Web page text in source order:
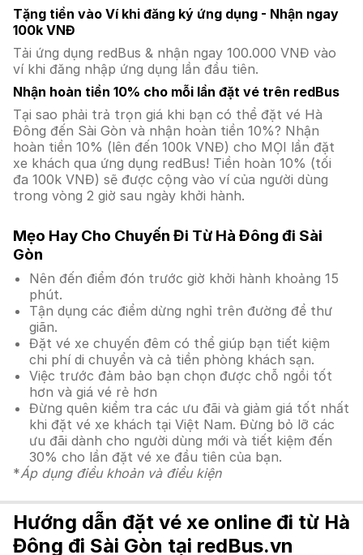
Tặng tiền vào Ví khi đăng ký ứng dụng - Nhận ngay
100k VNĐ
Tải ứng dụng redBus & nhận ngay 100.000 VNĐ vào
ví khi đăng nhập ứng dụng lần đầu tiên.
Nhận hoàn tiền 10% cho mỗi lần đặt vé trên redBus
Tại sao phải trả trọn giá khi bạn có thể đặt vé Hà
Đông đến Sài Gòn và nhận hoàn tiền 10%? Nhận
hoàn tiền 10% (lên đến 100k VNĐ) cho MỌI lần đặt
xe khách qua ứng dụng redBus! Tiền hoàn 10% (tối
đa 100k VNĐ) sẽ được cộng vào ví của người dùng
trong vòng 2 giờ sau ngày khởi hành.
Mẹo Hay Cho Chuyến Đi Từ Hà Đông đi Sài
Gòn
Nên đến điểm đón trước giờ khởi hành khoảng 15
phút.
Tận dụng các điểm dừng nghỉ trên đường để thư
giãn.
Đặt vé xe chuyến đêm có thể giúp bạn tiết kiệm
chi phí di chuyển và cả tiền phòng khách sạn.
Việc trước đảm bảo bạn chọn được chỗ ngồi tốt
hơn và giá vé rẻ hơn
Đừng quên kiểm tra các ưu đãi và giảm giá tốt nhất
khi đặt vé xe khách tại Việt Nam. Đừng bỏ lỡ các
ưu đãi dành cho người dùng mới và tiết kiệm đến
30% cho lần đặt vé xe đầu tiên của bạn.
*Áp dụng điều khoản và điều kiện
Hướng dẫn đặt vé xe online đi từ Hà
Đông đi Sài Gòn tại redBus.vn